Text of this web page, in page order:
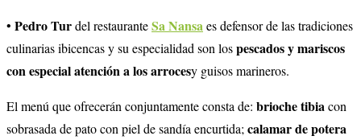
• Pedro Turdel restauranteSa Nansa es defensor de las tradiciones
culinarias ibicencas y su especialidad son lospescados y mariscos
con especial atención a los arrocesy guisos marineros.
El menú que ofrecerán conjuntamente consta de: brioche tibia con
sobrasada de pato con piel de sandía encurtida; calamar de potera